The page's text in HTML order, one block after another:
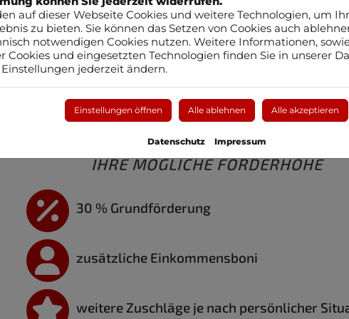
IHRE MÖGLICHE FÖRDERHÖHE
30 % Grundförderung
zusätzliche Einkommensboni
weitere Zuschläge je nach persönlicher
auf dieser Webseite Cookies und weitere Technologien, um
zu bieten. Sie können das Setzen von Cookies auch
notwendigen Cookies nutzen. Weitere Informationen,
Cookies und eingesetzten Technologien finden Sie in unserer
jederzeit ändern.
Einstellungen öffnen Alle ablehnen Alle akzeptieren
Datenschutz Impressum